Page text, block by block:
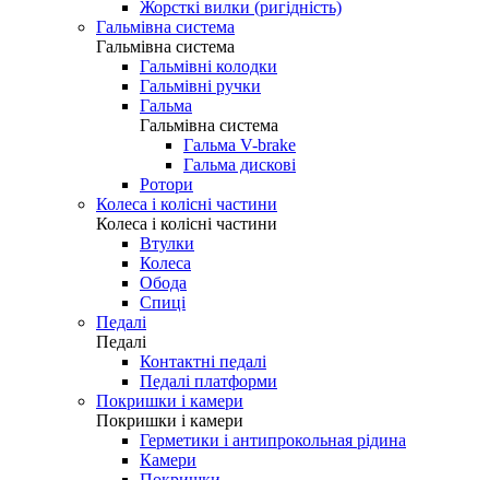
Жорсткі вилки (ригідність)
Гальмівна система
Гальмівна система
Гальмівні колодки
Гальмівні ручки
Гальма
Гальмівна система
Гальма V-brake
Гальма дискові
Ротори
Колеса і колісні частини
Колеса і колісні частини
Втулки
Колеса
Обода
Спиці
Педалі
Педалі
Контактні педалі
Педалі платформи
Покришки і камери
Покришки і камери
Герметики і антипрокольная рідина
Камери